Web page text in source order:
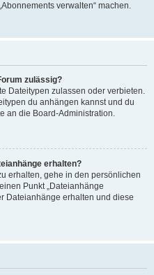
verwalten“ machen.
zulässig?
Dateitypen zulassen oder verbieten.
du anhängen kannst und du
an die Board-Administration.
erhalten?
erhalten, gehe in den persönlichen
Punkt „Dateianhänge
Dateianhänge erhalten und diese